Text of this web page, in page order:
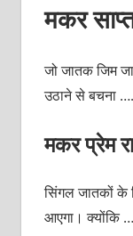
मकर
जो जातक जिम
उठाने से बचना ….
मकर प्रेम
सिंगल जातकों के
आएगा। क्योंकि